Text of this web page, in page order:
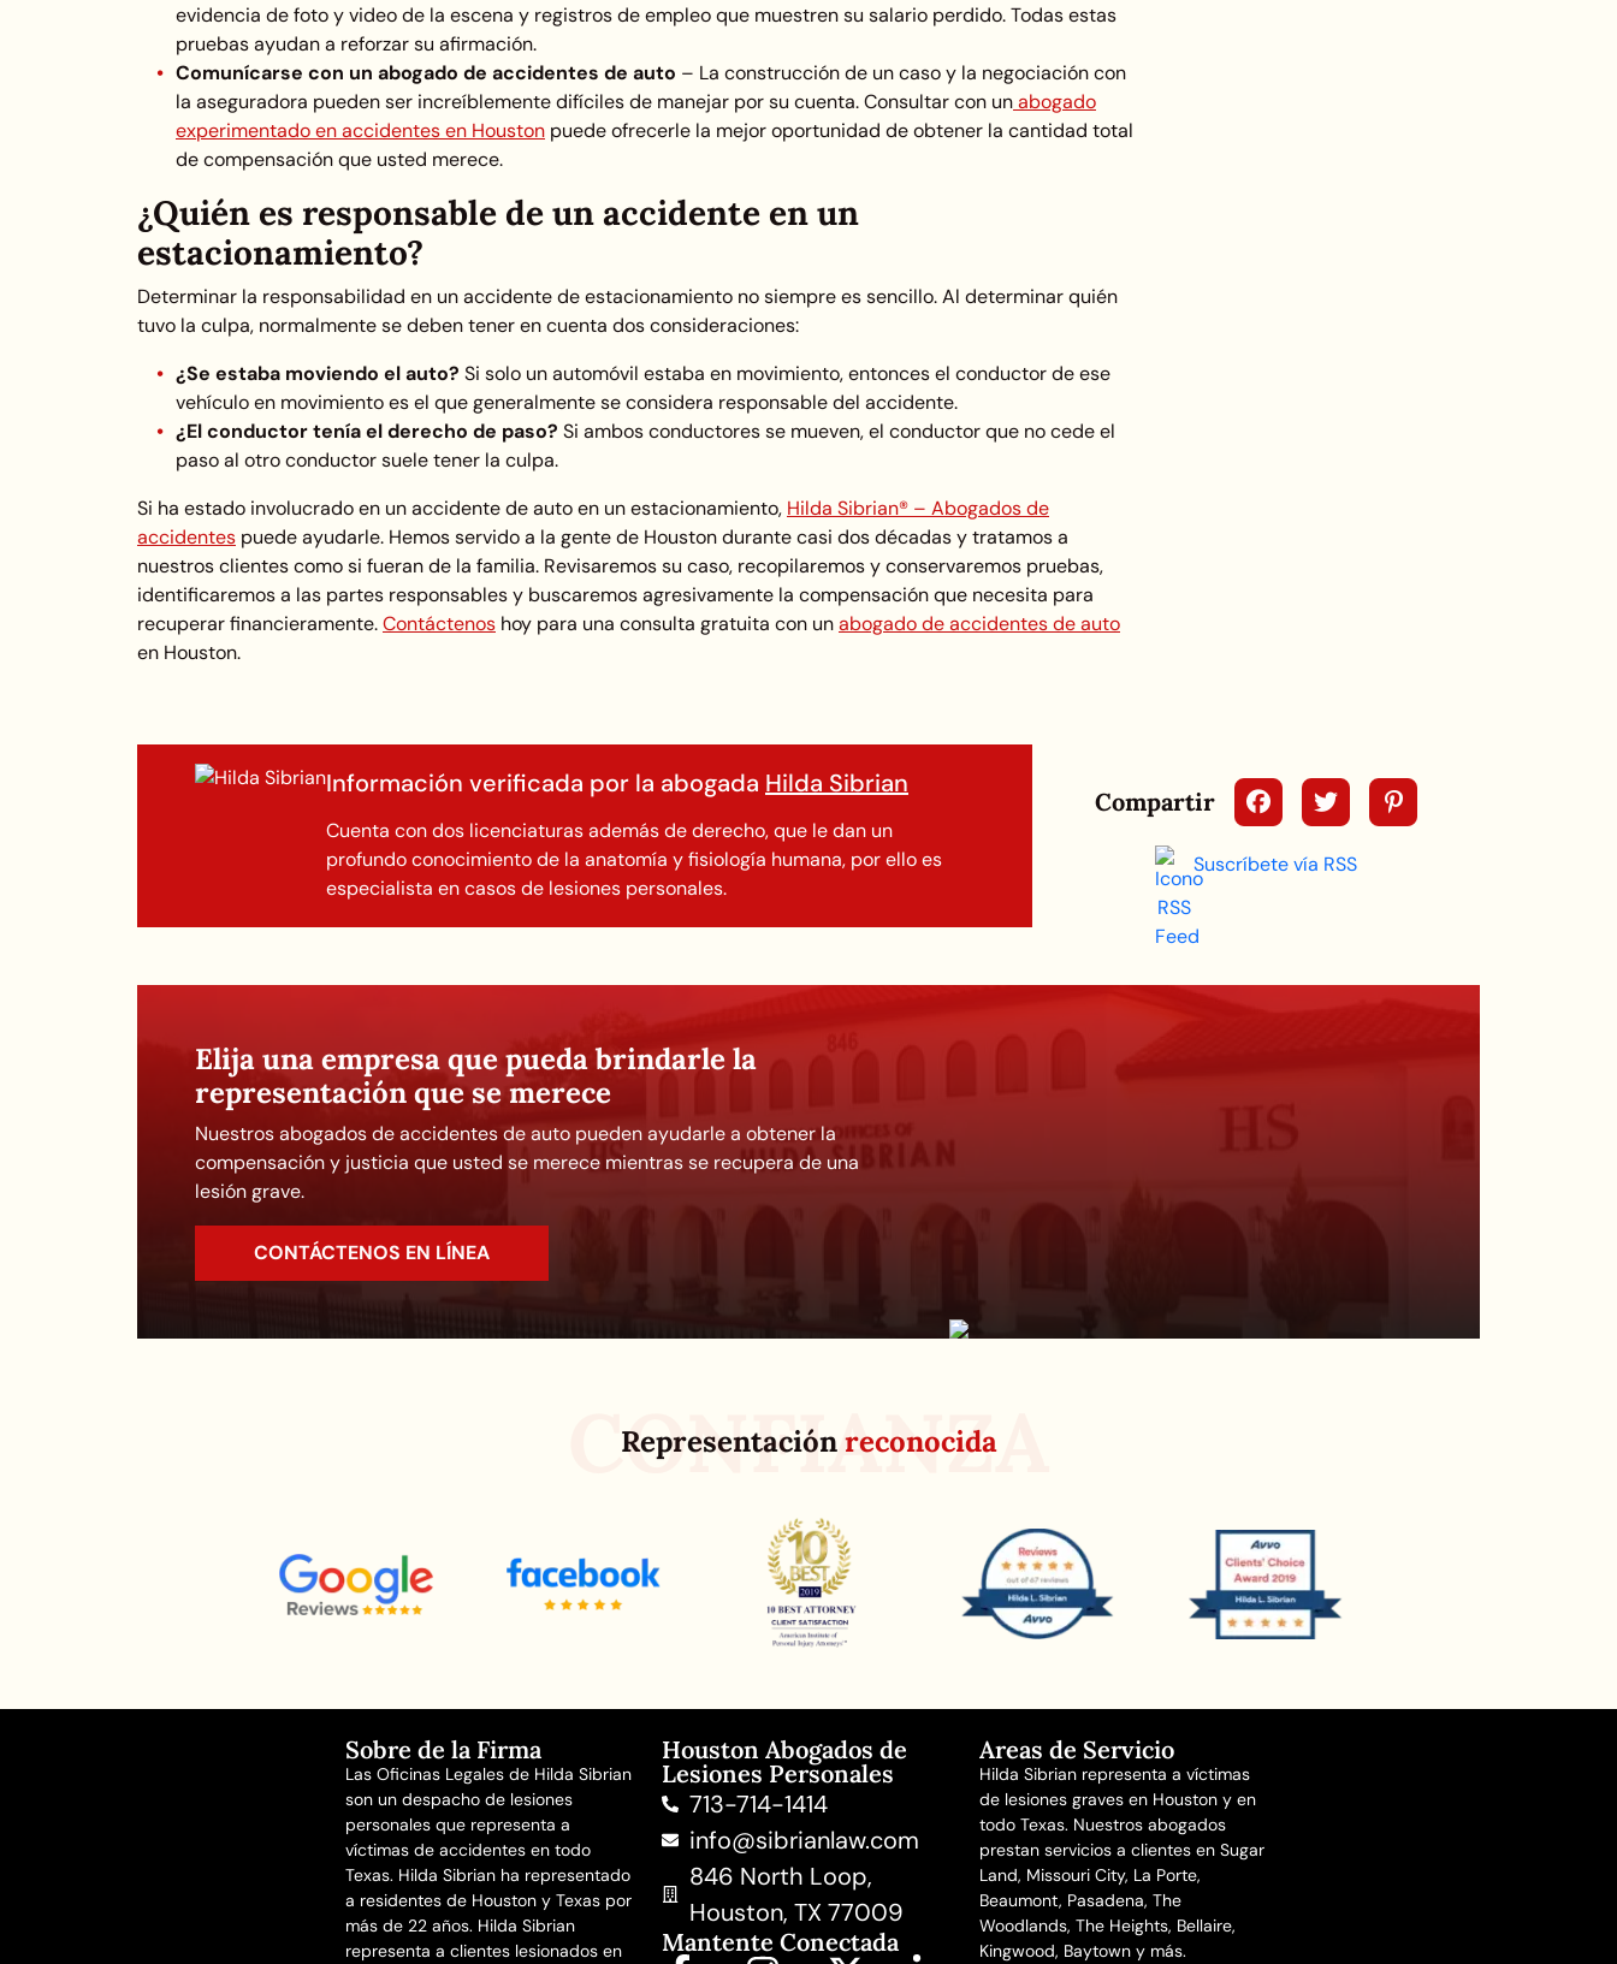
evidencia de foto y video de la escena y registros de empleo que muestren su salario perdido. Todas estas
pruebas ayudan a reforzar su afirmación.
Comunícarse con un abogado de accidentes de auto – La construcción de un caso y la negociación con
la aseguradora pueden ser increíblemente difíciles de manejar por su cuenta. Consultar con unabogado
experimentado en accidentes en Houston puede ofrecerle la mejor oportunidad de obtener la cantidad total
de compensación que usted merece.
¿Quién es responsable de un accidente en un
estacionamiento?
Determinar la responsabilidad en un accidente de estacionamiento no siempre es sencillo. Al determinar quién
tuvo la culpa, normalmente se deben tener en cuenta dos consideraciones:
¿Se estaba moviendo el auto? Si solo un automóvil estaba en movimiento, entonces el conductor de ese
vehículo en movimiento es el que generalmente se considera responsable del accidente.
¿El conductor tenía el derecho de paso? Si ambos conductores se mueven, el conductor que no cede el
paso al otro conductor suele tener la culpa.
Si ha estado involucrado en un accidente de auto en un estacionamiento, Hilda Sibrian® – Abogados de
accidentes puede ayudarle. Hemos servido a la gente de Houston durante casi dos décadas y tratamos a
nuestros clientes como si fueran de la familia. Revisaremos su caso, recopilaremos y conservaremos pruebas,
identificaremos a las partes responsables y buscaremos agresivamente la compensación que necesita para
recuperar financieramente.Contáctenos hoy para una consulta gratuita con unabogado de accidentes de auto
en Houston.
Información verificada por la abogada Hilda Sibrian
Cuenta con dos licenciaturas además de derecho, que le dan un
profundo conocimiento de la anatomía y fisiología humana, por ello es
especialista en casos de lesiones personales.
Compartir
Suscríbete vía RSS
Elija una empresa que pueda brindarle la
representación que se merece
Nuestros abogados de accidentes de auto pueden ayudarle a obtener la
compensación y justicia que usted se merece mientras se recupera de una
lesión grave.
CONTÁCTENOS EN LÍNEA
Representaciónreconocida
CONFIANZA
Sobre de la Firma
Las Oficinas Legales de Hilda Sibrian
son un despacho de lesiones
personales que representa a
víctimas de accidentes en todo
Texas. Hilda Sibrian ha representado
a residentes de Houston y Texas por
más de 22 años. Hilda Sibrian
representa a clientes lesionados en
Houston Abogados de
Lesiones Personales
713-714-1414
info@sibrianlaw.com
846 North Loop,
Houston, TX 77009
Mantente Conectada
Areas de Servicio
Hilda Sibrian representa a víctimas
de lesiones graves en Houston y en
todo Texas. Nuestros abogados
prestan servicios a clientes en Sugar
Land, Missouri City, La Porte,
Beaumont, Pasadena, The
Woodlands, The Heights, Bellaire,
Kingwood, Baytown y más.